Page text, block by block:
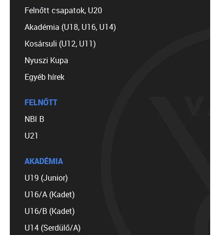
Felnőtt csapatok, U20
Akadémia (U18, U16, U14)
Kosársuli (U12, U11)
Nyuszi Kupa
Egyéb hírek
FELNŐTT
NBI B
U21
AKADÉMIA
U19 (Junior)
U16/A (Kadet)
U16/B (Kadet)
U14 (Serdülő/A)